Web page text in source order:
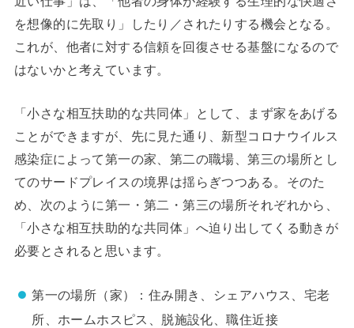
を想像的に先取り」したり／されたりする機会となる。
これが、他者に対する信頼を回復させる基盤になるので
はないかと考えています。
「小さな相互扶助的な共同体」として、まず家をあげる
ことができますが、先に見た通り、新型コロナウイルス
感染症によって第一の家、第二の職場、第三の場所とし
てのサードプレイスの境界は揺らぎつつある。そのた
め、次のように第一・第二・第三の場所それぞれから、
「小さな相互扶助的な共同体」へ迫り出してくる動きが
必要とされると思います。
第一の場所（家）：住み開き、シェアハウス、宅老
所、ホームホスピス、脱施設化、職住近接